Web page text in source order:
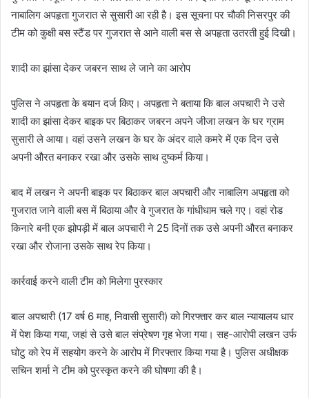
नाबालिग अपहृता गुजरात से सुसारी आ रही है। इस सूचना पर चौकी निसरपुर की
टीम को कुक्षी बस स्टैंड पर गुजरात से आने वाली बस से अपहृता उतरती हुई दिखी।
शादी का झांसा देकर जबरन साथ ले जाने का आरोप
पुलिस ने अपहृता के बयान दर्ज किए। अपहृता ने बताया कि बाल अपचारी ने उसे
शादी का झांसा देकर बाइक पर बिठाकर जबरन अपने जीजा लखन के घर ग्राम
सुसारी ले आया। वहां उसने लखन के घर के अंदर वाले कमरे में एक दिन उसे
अपनी औरत बनाकर रखा और उसके साथ दुष्कर्म किया।
बाद में लखन ने अपनी बाइक पर बिठाकर बाल अपचारी और नाबालिग अपहृता को
गुजरात जाने वाली बस में बिठाया और वे गुजरात के गांधीधाम चले गए। वहां रोड
किनारे बनी एक झोपड़ी में बाल अपचारी ने 25 दिनों तक उसे अपनी औरत बनाकर
रखा और रोजाना उसके साथ रेप किया।
कार्रवाई करने वाली टीम को मिलेगा पुरस्कार
बाल अपचारी (17 वर्ष 6 माह, निवासी सुसारी) को गिरफ्तार कर बाल न्यायालय धार
में पेश किया गया, जहां से उसे बाल संप्रेषण गृह भेजा गया। सह-आरोपी लखन उर्फ
घोटु को रेप में सहयोग करने के आरोप में गिरफ्तार किया गया है। पुलिस अधीक्षक
सचिन शर्मा ने टीम को पुरस्कृत करने की घोषणा की है।